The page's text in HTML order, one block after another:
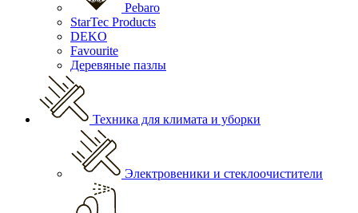
Pebaro
StarTec Products
DEKO
Favourite
Деревяные пазлы
Техника для климата и уборки
Электровеники и стеклоочистители